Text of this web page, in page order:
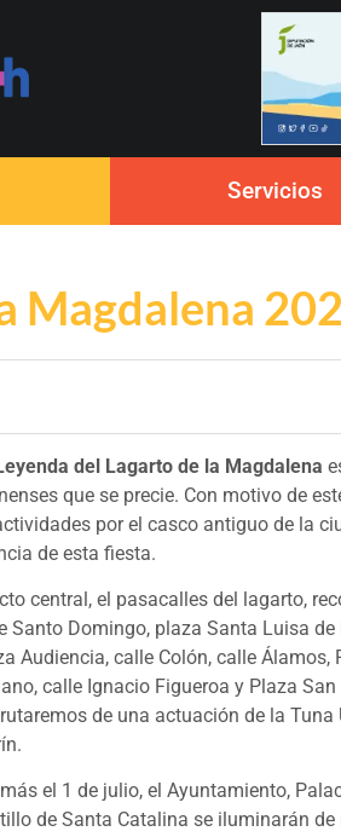
Servicios
Magdalena
del Lagarto de la Magdalena
que se precie. Con motivo de
por el casco antiguo de la
de esta fiesta.
central, el pasacalles del lagarto,
Santo Domingo, plaza Santa Luisa
Audiencia, calle Colón, calle Álamos,
calle Ignacio Figueroa y Plaza
de una actuación de la
el 1 de julio, el Ayuntamiento,
de Santa Catalina se iluminarán de